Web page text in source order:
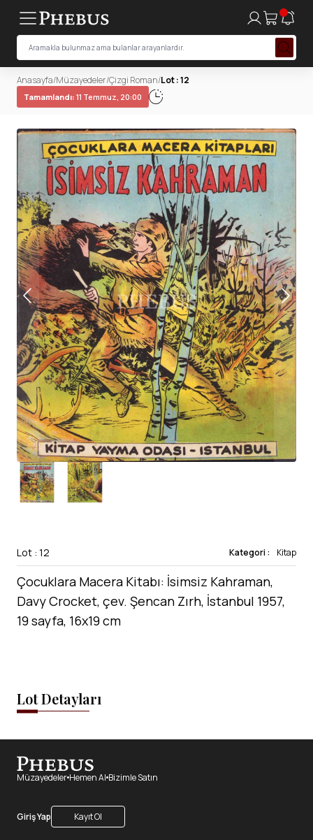
Anasayfa/Müzayedeler/Çizgi Roman/Lot : 12
Tamamlandı: 11 Temmuz, 20:00
Lot : 12 Kategori : Kitap
Çocuklara Macera Kitabı: İsimsiz Kahraman,
Davy Crocket, çev. Şencan Zırh, İstanbul 1957,
19 sayfa, 16x19 cm
Lot Detayları
Müzayedeler Hemen Al Bizimle Satın
Giriş Yap Kayıt Ol